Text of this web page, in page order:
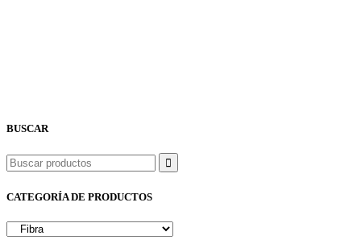
BUSCAR
Buscar
CATEGORÍA DE PRODUCTOS